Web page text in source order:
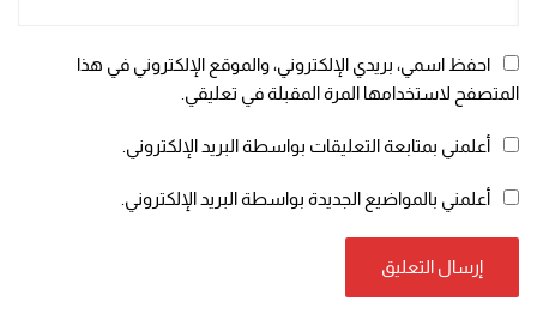
احفظ اسمي، بريدي الإلكتروني، والموقع الإلكتروني في هذا
المتصفح لاستخدامها المرة المقبلة في تعليقي.
أعلمني بمتابعة التعليقات بواسطة البريد الإلكتروني.
أعلمني بالمواضيع الجديدة بواسطة البريد الإلكتروني.